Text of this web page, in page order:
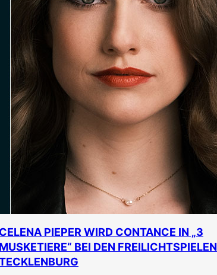
CELENA PIEPER WIRD CONTANCE IN „3
MUSKETIERE“ BEI DEN FREILICHTSPIELEN